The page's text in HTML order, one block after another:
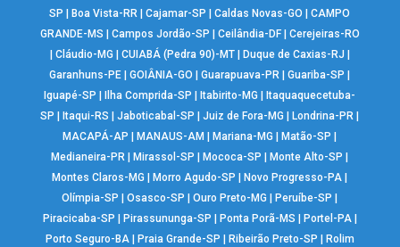
SP |Boa Vista-RR |Cajamar-SP |Caldas Novas-GO |CAMPO
GRANDE-MS | Campos Jordão-SP | Ceilândia-DF| Cerejeiras-RO
| Cláudio-MG | CUIABÁ (Pedra 90)-MT| Duque de Caxias-RJ |
Garanhuns-PE |GOIÂNIA-GO |Guarapuava-PR |Guariba-SP |
Iguapé-SP |Ilha Comprida-SP |Itabirito-MG |Itaquaquecetuba-
SP |Itaqui-RS |Jaboticabal-SP |Juiz de Fora-MG |Londrina-PR |
MACAPÁ-AP |MANAUS-AM |Mariana-MG |Matão-SP |
Medianeira-PR |Mirassol-SP |Mococa-SP |Monte Alto-SP |
Montes Claros-MG |Morro Agudo-SP |Novo Progresso-PA |
Olímpia-SP |Osasco-SP |Ouro Preto-MG |Peruíbe-SP |
Piracicaba-SP | Pirassununga-SP | Ponta Porã-MS | Portel-PA|
Porto Seguro-BA| Praia Grande-SP | Ribeirão Preto-SP | Rolim